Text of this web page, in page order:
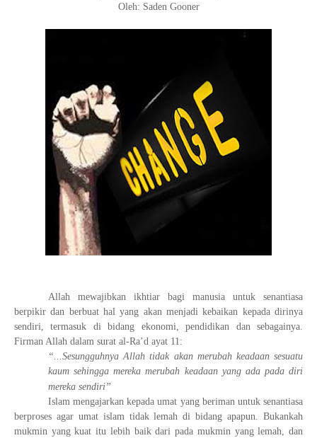
Oleh: Saden Gooner
Allah mewajibkan ikhtiar bagi manusia untuk senantiasa
berpikir dan berbuat hal yang akan menjadi kebaikan kepada dirinya
sendiri, termasuk di bidang ekonomi, pendidikan dan sebagainya.
Firman Allah dalam surat al-Ra’d ayat 11:
“...Sesungguhnya Allah tidak akan merubah keadaan sesuatu
kaum sehingga mereka merubah keadaan yang ada pada diri
mereka sendiri”
Islam mengajarkan kepada umat yang beriman untuk senantiasa
berproses agar umat islam tidak lemah di bidang apapun. Bukankah
mukmin yang kuat itu lebih baik dari pada mukmin yang lemah, dan